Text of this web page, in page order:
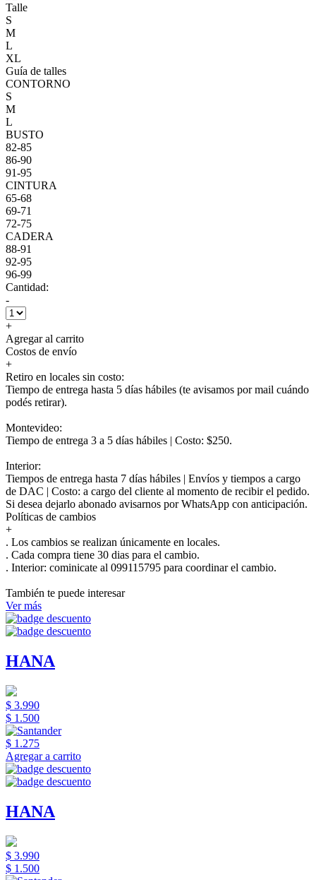
Talle
S
M
L
XL
Guía de talles
CONTORNO
S
M
L
BUSTO
82-85
86-90
91-95
CINTURA
65-68
69-71
72-75
CADERA
88-91
92-95
96-99
Cantidad:
-
+
Agregar al carrito
Costos de envío
+
Retiro en locales sin costo:
Tiempo de entrega hasta 5 días hábiles (te avisamos por mail cuándo
podés retirar).
Montevideo:
Tiempo de entrega 3 a 5 días hábiles | Costo: $250.
Interior:
Tiempos de entrega hasta 7 días hábiles | Envíos y tiempos a cargo
de DAC | Costo: a cargo del cliente al momento de recibir el pedido.
Si desea dejarlo abonado avisarnos por WhatsApp con anticipación.
Políticas de cambios
+
. Los cambios se realizan únicamente en locales.
. Cada compra tiene 30 dias para el cambio.
. Interior: cominicate al 099115795 para coordinar el cambio.
También te puede interesar
Ver más
HANA
$ 3.990
$ 1.500
$ 1.275
Agregar a carrito
HANA
$ 3.990
$ 1.500